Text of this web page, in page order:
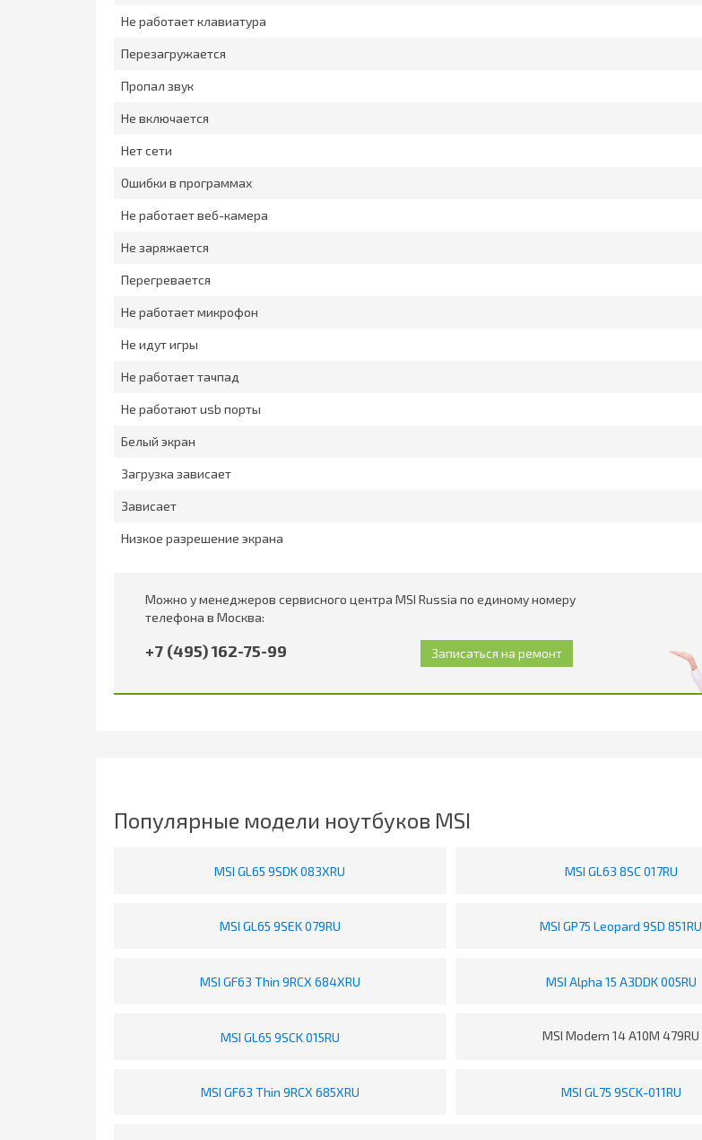
Не работает клавиатура
Перезагружается
Пропал звук
Не включается
Нет сети
Ошибки в программах
Не работает веб-камера
Не заряжается
Перегревается
Не работает микрофон
Не идут игры
Не работает тачпад
Не работают usb порты
Белый экран
Загрузка зависает
Зависает
Низкое разрешение экрана
Можно у менеджеров сервисного центра MSI Russia по единому номеру
телефона в Москва:
+7 (495) 162-75-99
Популярные модели ноутбуков MSI
MSI GL65 9SDK 083XRU MSI GL63 8SC 017RU
MSI GL65 9SEK 079RU MSI GP75 Leopard 9SD 851RU
MSI GF63 Thin 9RCX 684XRU MSI Alpha 15 A3DDK 005RU
MSI GL65 9SCK 015RU MSI Modern 14 A10M 479RU
MSI GF63 Thin 9RCX 685XRU MSI GL75 9SCK-011RU